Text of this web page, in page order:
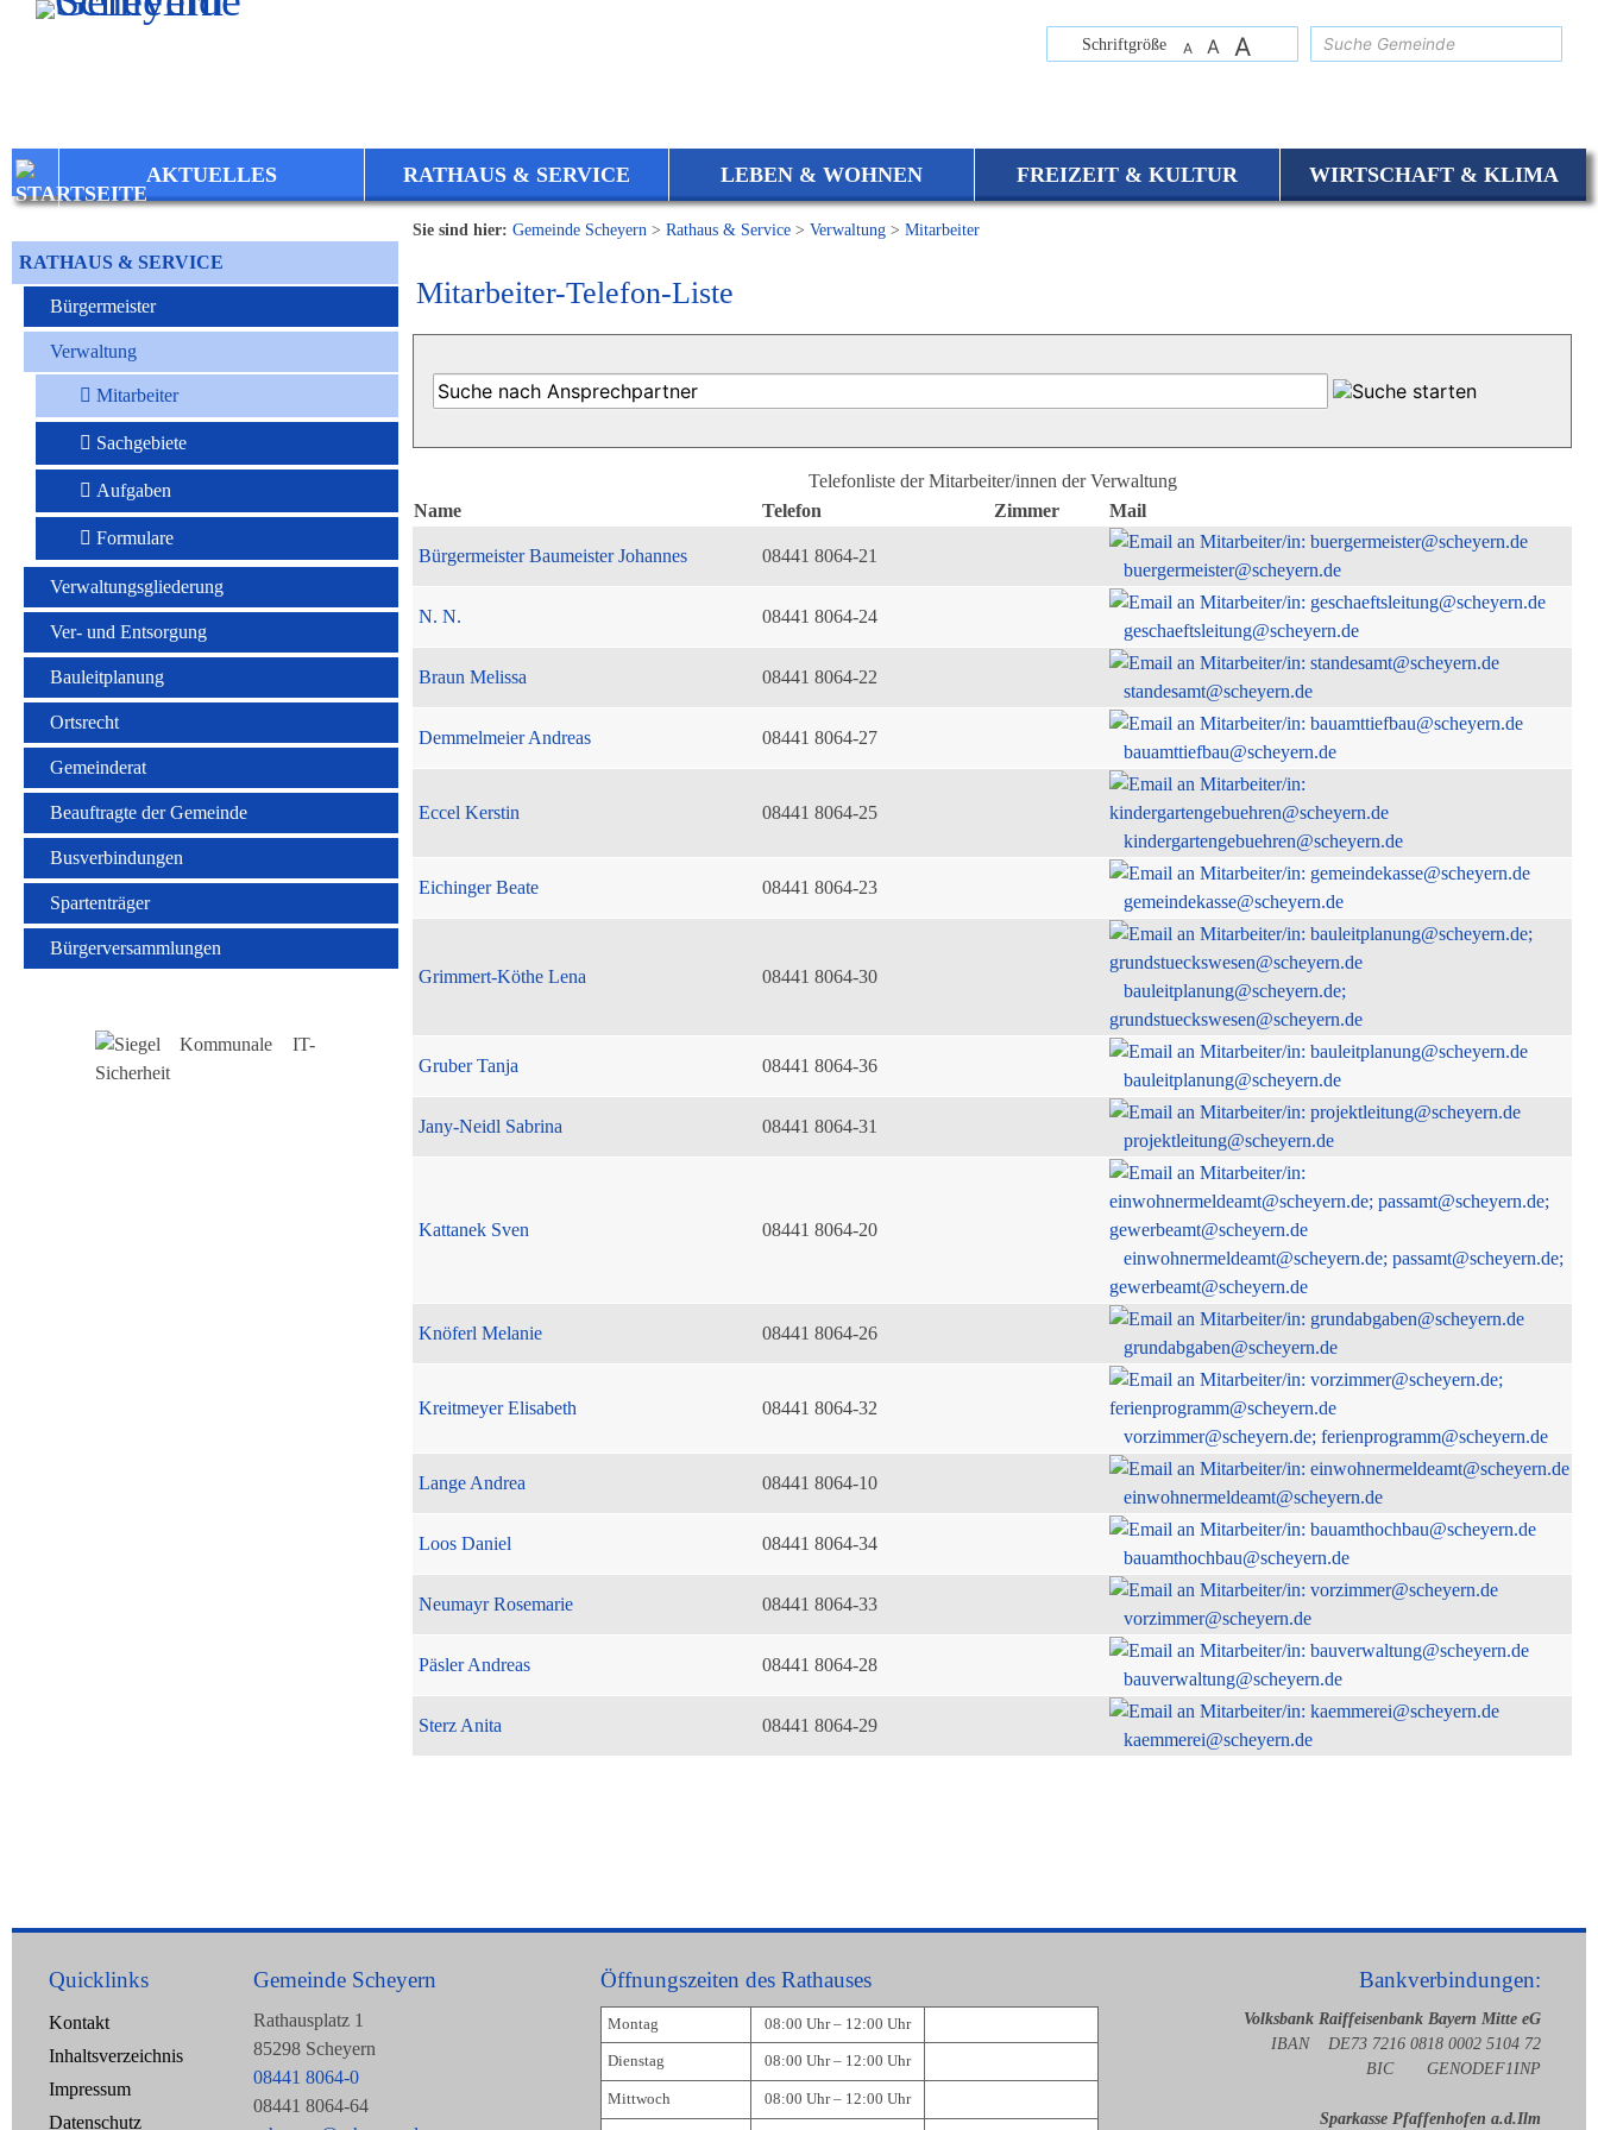
Zum Inhalt,zur Navigationoder
Schriftgröße A A A
AKTUELLES RATHAUS & SERVICE LEBEN & WOHNEN FREIZEIT & KULTUR WIRTSCHAFT & KLIMA
RATHAUS & SERVICE
Bürgermeister
Verwaltung
Mitarbeiter
Sachgebiete
Aufgaben
Formulare
Verwaltungsgliederung
Ver- und Entsorgung
Bauleitplanung
Ortsrecht
Gemeinderat
Beauftragte der Gemeinde
Busverbindungen
Spartenträger
Bürgerversammlungen
Sie sind hier: Gemeinde Scheyern > Rathaus & Service > Verwaltung > Mitarbeiter
Mitarbeiter-Telefon-Liste
Telefonliste der Mitarbeiter/innen der Verwaltung
Name
Telefon Zimmer Mail
Bürgermeister Baumeister Johannes 08441 8064-21
buergermeister@scheyern.de
N. N. 08441 8064-24
geschaeftsleitung@scheyern.de
Braun Melissa 08441 8064-22
standesamt@scheyern.de
Demmelmeier Andreas 08441 8064-27
bauamttiefbau@scheyern.de
Eccel Kerstin
08441 8064-25
kindergartengebuehren@scheyern.de
Eichinger Beate 08441 8064-23
gemeindekasse@scheyern.de
Grimmert-Köthe Lena 08441 8064-30
bauleitplanung@scheyern.de;
grundstueckswesen@scheyern.de
Gruber Tanja 08441 8064-36
bauleitplanung@scheyern.de
Jany-Neidl Sabrina 08441 8064-31
projektleitung@scheyern.de
Kattanek Sven
08441 8064-20
einwohnermeldeamt@scheyern.de; passamt@scheyern.de;
gewerbeamt@scheyern.de
Knöferl Melanie 08441 8064-26
grundabgaben@scheyern.de
Kreitmeyer Elisabeth
08441 8064-32
vorzimmer@scheyern.de; ferienprogramm@scheyern.de
Lange Andrea 08441 8064-10
einwohnermeldeamt@scheyern.de
Loos Daniel 08441 8064-34
bauamthochbau@scheyern.de
Neumayr Rosemarie 08441 8064-33
vorzimmer@scheyern.de
Päsler Andreas 08441 8064-28
bauverwaltung@scheyern.de
Sterz Anita 08441 8064-29
kaemmerei@scheyern.de
Quicklinks
Kontakt
Inhaltsverzeichnis
Impressum
Datenschutz
Gemeinde Scheyern
Rathausplatz 1
85298 Scheyern
08441 8064-0
08441 8064-64
Öffnungszeiten des Rathauses
Montag 08:00 Uhr – 12:00 Uhr
Dienstag 08:00 Uhr – 12:00 Uhr
Mittwoch 08:00 Uhr – 12:00 Uhr
Bankverbindungen:
Volksbank Raiffeisenbank Bayern Mitte eG
IBAN DE73 7216 0818 0002 5104 72
BIC GENODEF1INP
Sparkasse Pfaffenhofen a.d.Ilm